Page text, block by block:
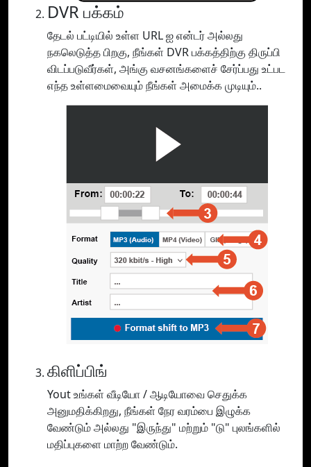
DVR பக்கம்
தேடல் பட்டியில் உள்ள URL ஐ என்டர் அல்லது
நகலெடுத்த பிறகு, நீங்கள் DVR பக்கத்திற்கு திருப்பி
விடப்படுவீர்கள், அங்கு வசனங்களைச் சேர்ப்பது உட்பட
எந்த உள்ளமைவையும் நீங்கள் அமைக்க முடியும்..
கிளிப்பிங்
Yout உங்கள் வீடியோ / ஆடியோவை செதுக்க
அனுமதிக்கிறது, நீங்கள் நேர வரம்பை இழுக்க
வேண்டும் அல்லது "இருந்து" மற்றும் "டு" புலங்களில்
மதிப்புகளை மாற்ற வேண்டும்.